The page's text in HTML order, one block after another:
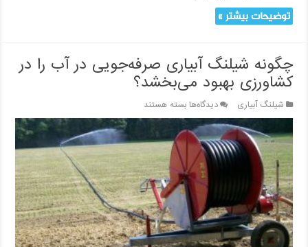
توضیحات بیشتر »
چگونه شیلنگ آبیاری صرفه‌جویی در آب را در
کشاورزی بهبود می‌بخشد؟
شیلنگ آبیاری دیدگاه‌هابرای
چگونه
شیلنگ
آبیاری
صرفه‌جویی
در
آب
را
در
کشاورزی
بهبود
می‌بخشد؟
بسته هستند